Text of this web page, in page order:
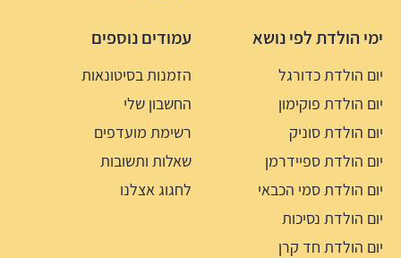
ימי הולדת לפי נושא
יום הולדת כדורגל
יום הולדת פוקימון
יום הולדת סוניק
יום הולדת ספיידרמן
יום הולדת סמי הכבאי
יום הולדת נסיכות
יום הולדת חד קרן
עמודים נוספים
הזמנות בסיטונאות
החשבון שלי
רשימת מועדפים
שאלות ותשובות
לחגוג אצלנו